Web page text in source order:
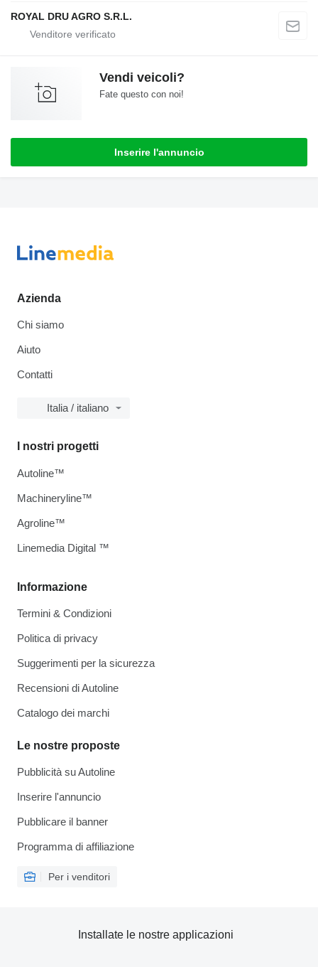
ROYAL DRU AGRO S.R.L.
Vendi veicoli?
Fate questo con noi!
Inserire l'annuncio
Azienda
Chi siamo
Aiuto
Contatti
Italia / italiano
Informazione
Termini & Condizioni
Politica di privacy
Suggerimenti per la sicurezza
Recensioni di Autoline
Catalogo dei marchi
Le nostre proposte
Pubblicità su Autoline
Inserire l'annuncio
Pubblicare il banner
Programma di affiliazione
Per i venditori
I nostri progetti
Autoline™
Machineryline™
Agroline™
Linemedia Digital ™
Installate le nostre applicazioni